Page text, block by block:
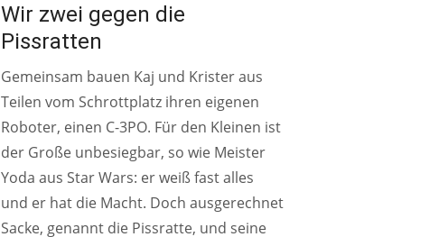
Wir zwei gegen die
Pissratten
Gemeinsam bauen Kaj und Krister aus
Teilen vom Schrottplatz ihren eigenen
Roboter, einen C-3PO. Für den Kleinen ist
der Große unbesiegbar, so wie Meister
Yoda aus Star Wars: er weiß fast alles
und er hat die Macht. Doch ausgerechnet
Sacke, genannt die Pissratte, und seine